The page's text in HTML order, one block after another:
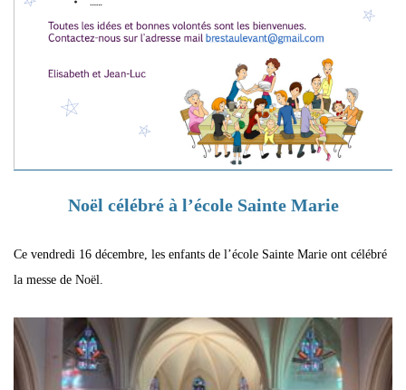
Noël célébré à l’école Sainte Marie
Ce vendredi 16 décembre, les enfants de l’école Sainte Marie ont célébré
la messe de Noël.